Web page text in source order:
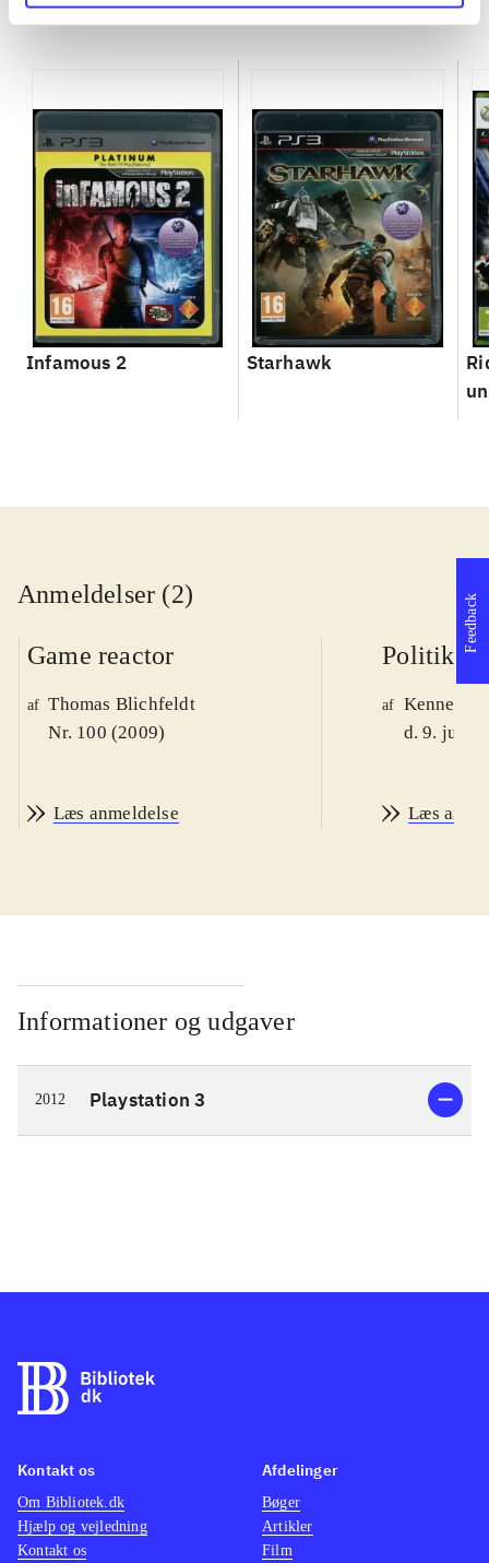
Minder om
Infamous 2 Starhawk
Anmeldelser (2)
Game reactor
af Thomas Blichfeldt
Nr. 100 (2009)
Læs anmeldelse
Politiken
af Kenneth
d. 9. juni
Læs
Informationer og udgaver
2012 Playstation 3
Feedback
Kontakt os
Om Bibliotek.dk
Hjælp og vejledning
Kontakt os
Afdelinger
Bøger
Artikler
Film